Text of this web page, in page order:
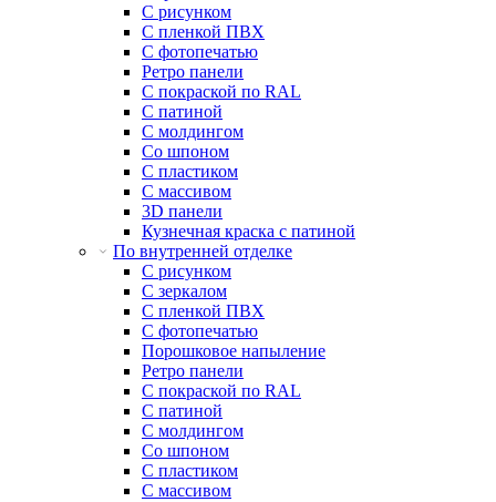
С рисунком
С пленкой ПВХ
С фотопечатью
Ретро панели
С покраской по RAL
С патиной
С молдингом
Со шпоном
С пластиком
С массивом
3D панели
Кузнечная краска с патиной
По внутренней отделке
С рисунком
С зеркалом
С пленкой ПВХ
С фотопечатью
Порошковое напыление
Ретро панели
С покраской по RAL
С патиной
С молдингом
Со шпоном
С пластиком
С массивом